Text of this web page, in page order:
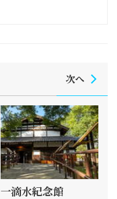
次へ
一滴水紀念館